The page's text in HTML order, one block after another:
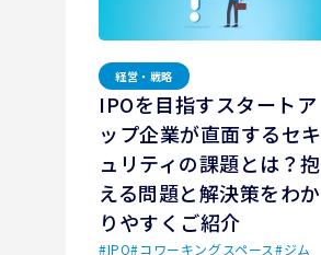
経営・戦略
IPOを目指すスタートア
ップ企業が直面するセキ
ュリティの課題とは？抱
える問題と解決策をわか
りやすくご紹介
IPO
# コワーキングスペース
# ジム
#